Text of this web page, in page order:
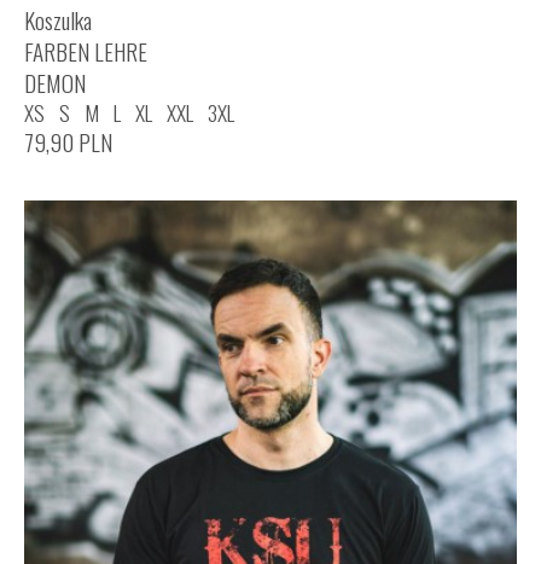
Koszulka
FARBEN LEHRE
DEMON
XS S M L XL XXL 3XL
79,90 PLN